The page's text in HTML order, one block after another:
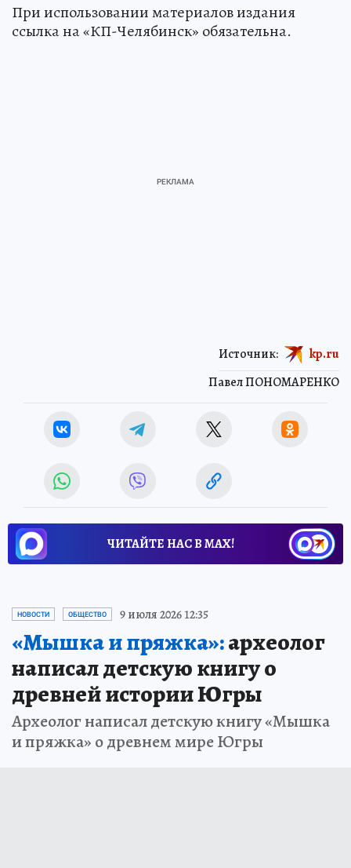
При использовании материалов издания
ссылка на «КП-Челябинск» обязательна.
Павел ПОНОМАРЕНКО
Источник: kp.ru
ЧИТАЙТЕ НАС В МАХ!
НОВОСТИ ОБЩЕСТВО 9 июля 2026 12:35
«Мышка и пряжка»:археолог
написал детскую книгу о
древней истории Югры
Археолог написал детскую книгу «Мышка
и пряжка» о древнем мире Югры